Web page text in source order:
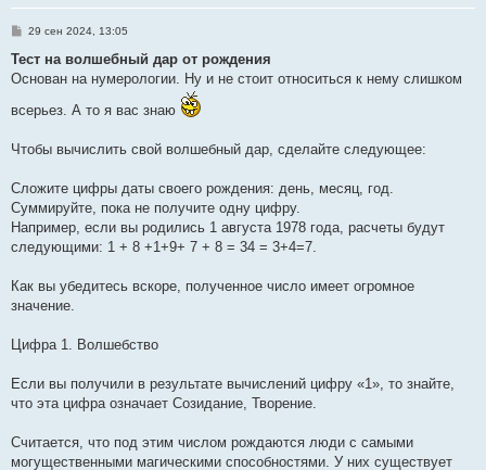
С
о
щ
н
29 сен 2024, 13:05
Тест на волшебный дар от рождения
Основан на нумерологии. Ну и не стоит относиться к нему слишком
всерьез. А то я вас знаю
Чтобы вычислить свой волшебный дар, сделайте следующее:
Сложите цифры даты своего рождения: день, месяц, год.
Суммируйте, пока не получите одну цифру.
Например, если вы родились 1 августа 1978 года, расчеты будут
следующими: 1 + 8 +1+9+ 7 + 8 = 34 = 3+4=7.
Как вы убедитесь вскоре, полученное число имеет огромное
значение.
Цифра 1. Волшебство
Если вы получили в результате вычислений цифру «1», то знайте,
что эта цифра означает Созидание, Творение.
Считается, что под этим числом рождаются люди с самыми
могущественными магическими способностями. У них существует